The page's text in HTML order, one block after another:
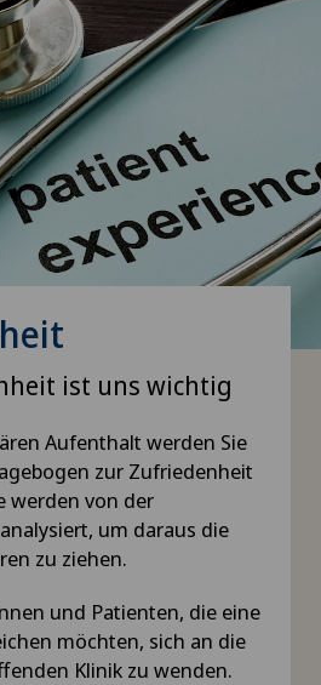
ist uns wichtig
Aufenthalt werden Sie
zur Zufriedenheit
werden von der
um daraus die
zu ziehen.
und Patienten, die eine
möchten, sich an die
Klinik zu wenden.